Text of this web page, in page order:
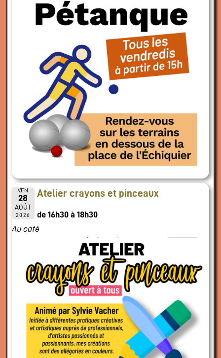
VEN
28
AOÛT
2026
Atelier crayons et pinceaux
de 16h30 à 18h30
Au café